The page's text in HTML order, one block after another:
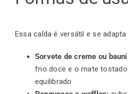
Essa calda é versátil e se
Sorvete de creme ou
frio doce e o mate
equilibrado